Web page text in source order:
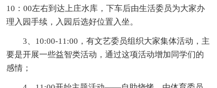
10：00左右到达上庄水库，下车后由生活委员为大家办
理入园手续，入园后选好位置入坐。
3、10:00-11:00，有文艺委员组织大家集体活动，主
要是开展一些益智类活动，通过这项活动增加同学们的
感情；